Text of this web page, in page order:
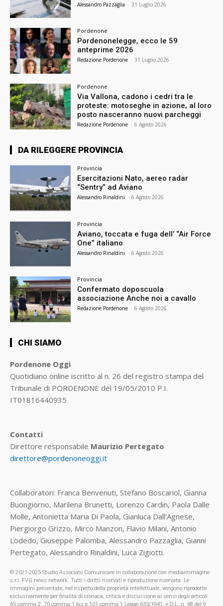
Alessandro Pazzaglia - 31 Luglio 2026
Pordenone
Pordenonelegge, ecco le 59
anteprime 2026
Redazione Pordenone - 31 Luglio 2026
Pordenone
Via Vallona, cadono i cedri tra le
proteste: motoseghe in azione, al loro
posto nasceranno nuovi parcheggi
Redazione Pordenone - 6 Agosto 2026
DA RILEGGERE PROVINCIA
Provincia
Esercitazioni Nato, aereo radar
“Sentry” ad Aviano
Alessandro Rinaldini - 6 Agosto 2026
Provincia
Aviano, toccata e fuga dell’ “Air Force
One” italiano
Alessandro Rinaldini - 6 Agosto 2026
Provincia
Confermato doposcuola
associazione Anche noi a cavallo
Redazione Pordenone - 6 Agosto 2026
CHI SIAMO
Pordenone Oggi
Quotidiano online iscritto al n. 26 del registro stampa del
Tribunale di PORDENONE del 19/05/2010 P.I.
IT01816440935
Contatti
Direttore responsabile Maurizio Pertegato
direttore@pordenoneoggi.it
Collaboratori: Franca Benvenuti, Stefano Boscariol, Gianna
Buongiorno, Marilena Brunetti, Lorenzo Cardin, Paola Dalle
Molle, Antonietta Maria Di Paola, Gianluca Dall’Agnese,
Piergiorgo Grizzo, Mirco Manzon, Flavio Milani, Antonio
Lodedo, Giuseppe Palomba, Alessandro Pazzaglia, Gianni
Pertegato, Alessandro Rinaldini, Luca Zigiotti.
© 2021-2025 Studio Associato Comunicare in collaborazione con mediaimmagine
s.r.l. FVG.news network. Tutti i diritti riservati e riproduzione riservata. Le
immagini presentate, nel rispetto della proprietà intellettuale, vengono riprodotte
esclusivamente per finalità di cronaca, critica e discussione ai sensi degli articoli
65 comma 2, 70 comma 1 bis e 101 comma 1 Legge 633/1941, e D.L. n. 68 del 9